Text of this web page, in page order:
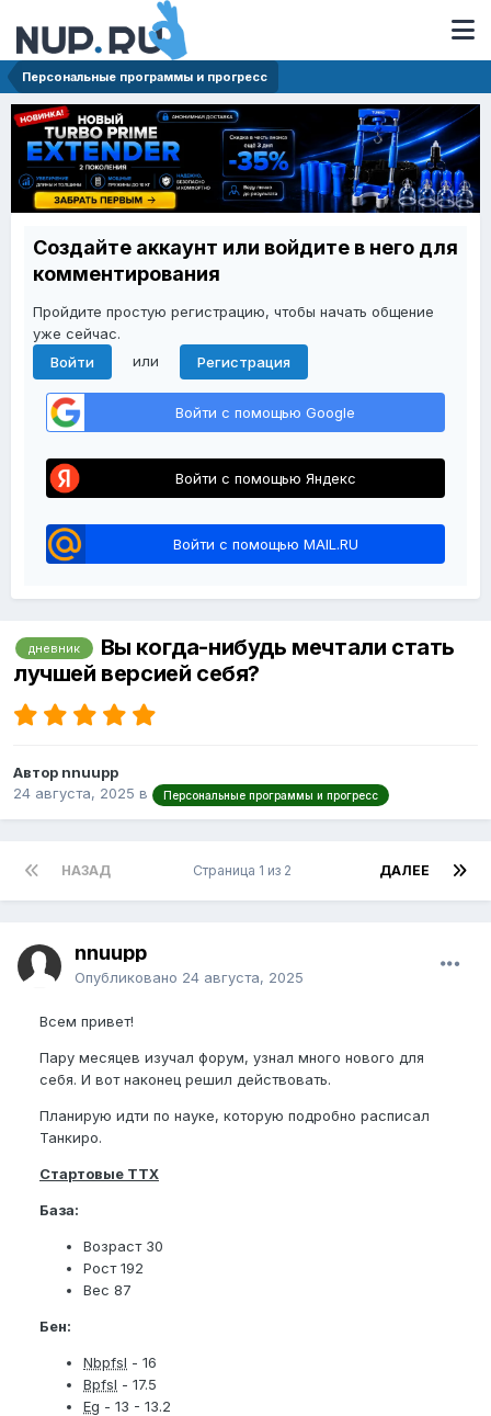
Персональные программы и прогресс
Создайте аккаунт или войдите в него для
комментирования
Пройдите простую регистрацию, чтобы начать общение
уже сейчас.
Войти
или Регистрация
Войти с помощью Google
Войти с помощью Яндекс
Войти с помощью MAIL.RU
дневник
Вы когда-нибудь мечтали стать
лучшей версией себя?
Автор nnuupp
24 августа, 2025 в Персональные программы и прогресс
НАЗАД ДАЛЕЕ
Страница 1 из 2
nnuupp
Опубликовано 24 августа, 2025
Всем привет!
Пару месяцев изучал форум, узнал много нового для
себя. И вот наконец решил действовать.
Планирую идти по науке, которую подробно расписал
Танкиро.
Стартовые ТТХ
База:
Возраст 30
Рост 192
Вес 87
Бен:
Nbpfsl - 16
Bpfsl - 17.5
Eg - 13 - 13.2